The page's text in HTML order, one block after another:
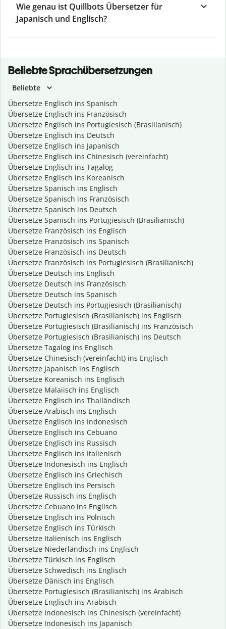
Wie genau ist Quillbots Übersetzer für
Japanisch und Englisch?
Beliebte Sprachübersetzungen
Beliebte
Übersetze Englisch ins Spanisch
Übersetze Englisch ins Französisch
Übersetze Englisch ins Portugiesisch (Brasilianisch)
Übersetze Englisch ins Deutsch
Übersetze Englisch ins Japanisch
Übersetze Englisch ins Chinesisch (vereinfacht)
Übersetze Englisch ins Tagalog
Übersetze Englisch ins Koreanisch
Übersetze Spanisch ins Englisch
Übersetze Spanisch ins Französisch
Übersetze Spanisch ins Deutsch
Übersetze Spanisch ins Portugiesisch (Brasilianisch)
Übersetze Französisch ins Englisch
Übersetze Französisch ins Spanisch
Übersetze Französisch ins Deutsch
Übersetze Französisch ins Portugiesisch (Brasilianisch)
Übersetze Deutsch ins Englisch
Übersetze Deutsch ins Französisch
Übersetze Deutsch ins Spanisch
Übersetze Deutsch ins Portugiesisch (Brasilianisch)
Übersetze Portugiesisch (Brasilianisch) ins Englisch
Übersetze Portugiesisch (Brasilianisch) ins Französisch
Übersetze Portugiesisch (Brasilianisch) ins Deutsch
Übersetze Tagalog ins Englisch
Übersetze Chinesisch (vereinfacht) ins Englisch
Übersetze Japanisch ins Englisch
Übersetze Koreanisch ins Englisch
Übersetze Malaiisch ins Englisch
Übersetze Englisch ins Thailändisch
Übersetze Arabisch ins Englisch
Übersetze Englisch ins Indonesisch
Übersetze Englisch ins Cebuano
Übersetze Englisch ins Russisch
Übersetze Englisch ins Italienisch
Übersetze Indonesisch ins Englisch
Übersetze Englisch ins Griechisch
Übersetze Englisch ins Persisch
Übersetze Russisch ins Englisch
Übersetze Cebuano ins Englisch
Übersetze Englisch ins Polnisch
Übersetze Englisch ins Türkisch
Übersetze Italienisch ins Englisch
Übersetze Niederländisch ins Englisch
Übersetze Türkisch ins Englisch
Übersetze Schwedisch ins Englisch
Übersetze Dänisch ins Englisch
Übersetze Portugiesisch (Brasilianisch) ins Arabisch
Übersetze Englisch ins Arabisch
Übersetze Indonesisch ins Chinesisch (vereinfacht)
Übersetze Indonesisch ins Japanisch